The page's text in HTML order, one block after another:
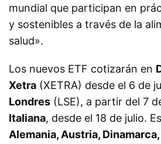
mundial que participan en
y sostenibles a través de la
salud».
Los nuevos ETF cotizarán en
Xetra (XETRA) desde el 6 de
Londres (LSE), a partir del 7
Italiana, desde el 18 de julio.
Alemania, Austria,